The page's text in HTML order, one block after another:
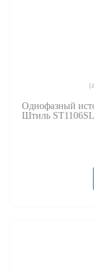
Однофазный
Штиль ST1106SL